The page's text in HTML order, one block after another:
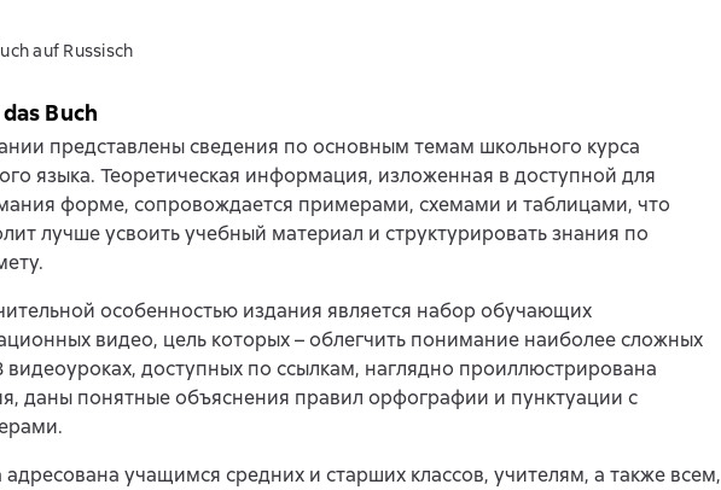
auf Russisch
Buch
представлены сведения по основным темам школьного курса
языка. Теоретическая информация, изложенная в доступной для
форме, сопровождается примерами, схемами и таблицами, что
лучше усвоить учебный материал и структурировать знания по
особенностью издания является набор обучающих
видео, цель которых – облегчить понимание наиболее сложных
видеоуроках, доступных по ссылкам, наглядно проиллюстрирована
даны понятные объяснения правил орфографии и пунктуации с
адресована учащимся средних и старших классов, учителям, а также всем,